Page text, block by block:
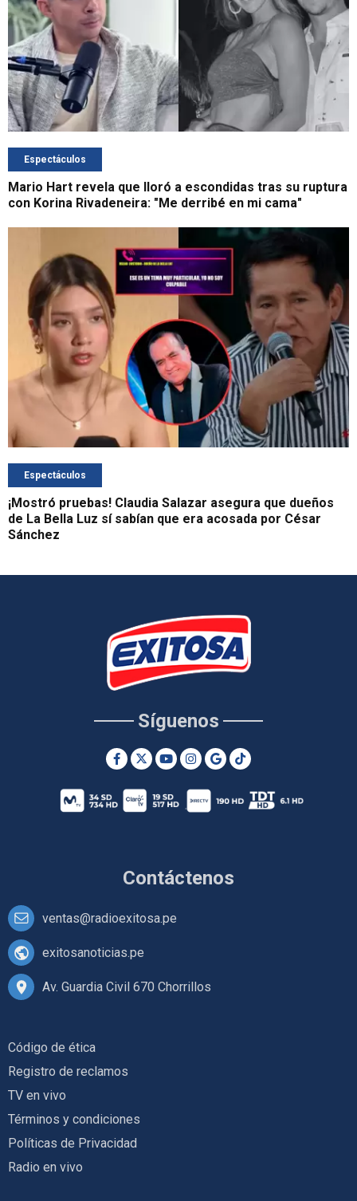
Espectáculos
Mario Hart revela que lloró a escondidas tras su ruptura
con Korina Rivadeneira: "Me derribé en mi cama"
Espectáculos
¡Mostró pruebas! Claudia Salazar asegura que dueños
de La Bella Luz sí sabían que era acosada por César
Sánchez
Contáctenos
ventas@radioexitosa.pe
exitosanoticias.pe
Av. Guardia Civil 670 Chorrillos
Síguenos
Código de ética
Registro de reclamos
TV en vivo
Términos y condiciones
Políticas de Privacidad
Radio en vivo